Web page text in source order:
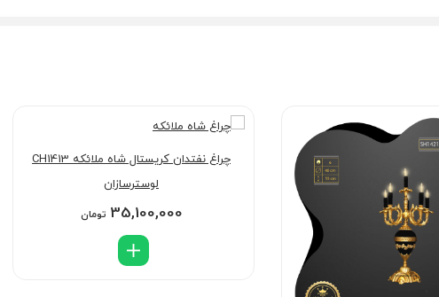
چراغ نفتدان کریستال شاه ملائکه CH1413
لوسترسازان
35,100,000 تومان